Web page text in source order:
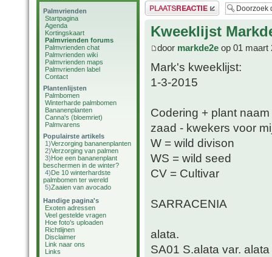
Palmvrienden
Startpagina
Agenda
Kortingskaart
Palmvrienden forums
Palmvrienden chat
Palmvrienden wiki
Palmvrienden maps
Palmvrienden label
Contact
Plantenlijsten
Palmbomen
Winterharde palmbomen
Bananenplanten
Canna's (bloemriet)
Palmvarens
Populairste artikels
1)Verzorging bananenplanten
2)Verzorging van palmen
3)Hoe een bananenplant
beschermen in de winter?
4)De 10 winterhardste
palmbomen ter wereld
5)Zaaien van avocado
Handige pagina's
Exoten adressen
Veel gestelde vragen
Hoe foto's uploaden
Richtlijnen
Disclaimer
Link naar ons
Links
Plaats een reactie
Kweeklijst
door markde2e op 01 maart
Mark's kweeklijst:
1-3-2015
Codering + plant
zaad - kwekers voor
W = wild divison
WS = wild seed
CV = Cultivar
SARRACENIA
alata.
SA01 S.alata var.